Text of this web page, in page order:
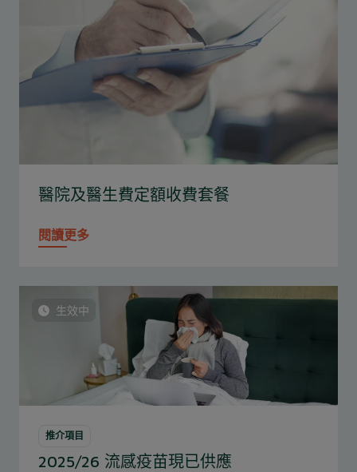
醫院及醫生費定額收費套餐
閱讀更多
生效中
推介項目
2025/26 流感疫苗現已供應